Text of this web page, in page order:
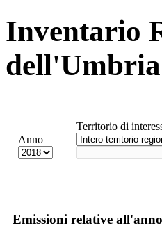
Inventario
dell'Umbria
Anno
Territorio di
Emissioni relative